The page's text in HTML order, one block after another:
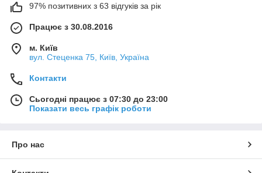
97% позитивних з 63 відгуків за рік
Працює з 30.08.2016
м. Київ
вул. Стеценка 75, Київ, Україна
Контакти
Сьогодні працює з 07:30 до 23:00
Показати весь графік роботи
Про нас